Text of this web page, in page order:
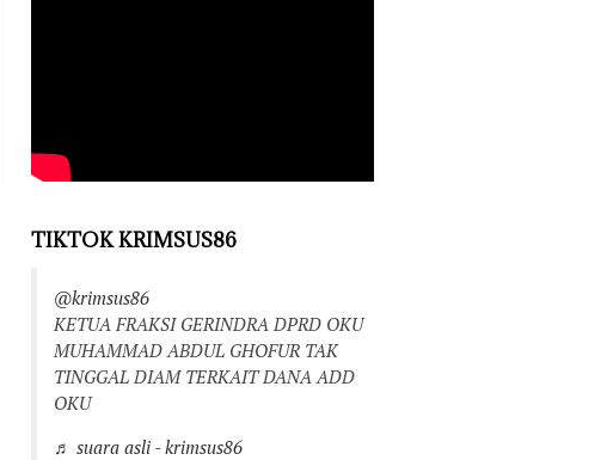
TIKTOK KRIMSUS86
@krimsus86
KETUA FRAKSI GERINDRA DPRD OKU
MUHAMMAD ABDUL GHOFUR TAK
TINGGAL DIAM TERKAIT DANA ADD
OKU
♬ suara asli - krimsus86